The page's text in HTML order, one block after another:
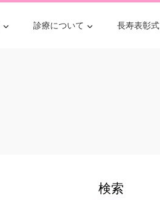
診療について 長寿表彰式
検索